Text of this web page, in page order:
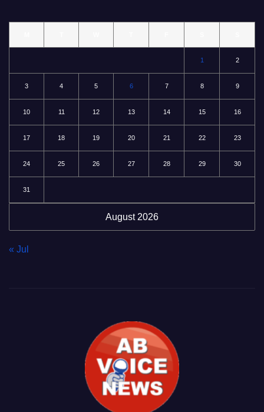
August 2026
1 2
3 4 5 6 7 8 9
10 11 12 13 14 15 16
17 18 19 20 21 22 23
24 25 26 27 28 29 30
31
« Jul